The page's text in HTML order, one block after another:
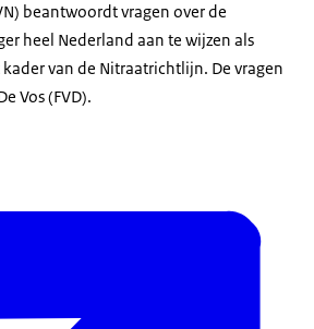
beantwoordt vragen over de
heel Nederland aan te wijzen als
van de Nitraatrichtlijn. De vragen
Vos (FVD).